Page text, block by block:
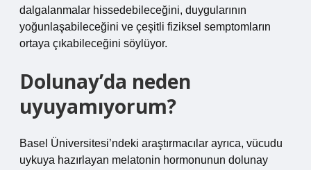
dalgalanmalar hissedebileceğini, duygularının
yoğunlaşabileceğini ve çeşitli fiziksel semptomların
ortaya çıkabileceğini söylüyor.
Dolunay’da neden
uyuyamıyorum?
Basel Üniversitesi’ndeki araştırmacılar ayrıca, vücudu
uykuya hazırlayan melatonin hormonunun dolunay